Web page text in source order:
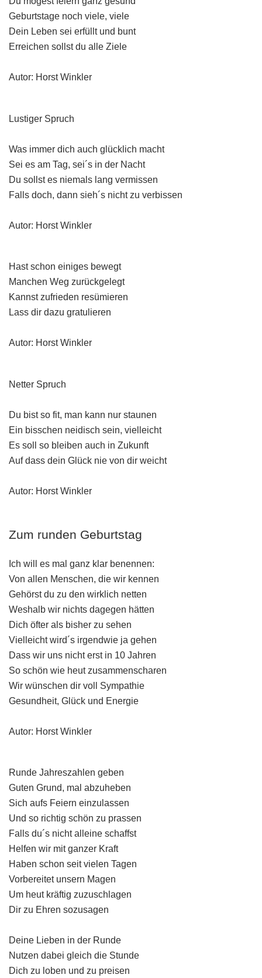
Geburtstage noch viele, viele
Dein Leben sei erfüllt und bunt
Erreichen sollst du alle Ziele
Autor: Horst Winkler
Lustiger Spruch
Was immer dich auch glücklich macht
Sei es am Tag, sei´s in der Nacht
Du sollst es niemals lang vermissen
Falls doch, dann sieh´s nicht zu verbissen
Autor: Horst Winkler
Hast schon einiges bewegt
Manchen Weg zurückgelegt
Kannst zufrieden resümieren
Lass dir dazu gratulieren
Autor: Horst Winkler
Netter Spruch
Du bist so fit, man kann nur staunen
Ein bisschen neidisch sein, vielleicht
Es soll so bleiben auch in Zukunft
Auf dass dein Glück nie von dir weicht
Autor: Horst Winkler
Zum runden Geburtstag
Ich will es mal ganz klar benennen:
Von allen Menschen, die wir kennen
Gehörst du zu den wirklich netten
Weshalb wir nichts dagegen hätten
Dich öfter als bisher zu sehen
Vielleicht wird´s irgendwie ja gehen
Dass wir uns nicht erst in 10 Jahren
So schön wie heut zusammenscharen
Wir wünschen dir voll Sympathie
Gesundheit, Glück und Energie
Autor: Horst Winkler
Runde Jahreszahlen geben
Guten Grund, mal abzuheben
Sich aufs Feiern einzulassen
Und so richtig schön zu prassen
Falls du´s nicht alleine schaffst
Helfen wir mit ganzer Kraft
Haben schon seit vielen Tagen
Vorbereitet unsern Magen
Um heut kräftig zuzuschlagen
Dir zu Ehren sozusagen
Deine Lieben in der Runde
Nutzen dabei gleich die Stunde
Dich zu loben und zu preisen